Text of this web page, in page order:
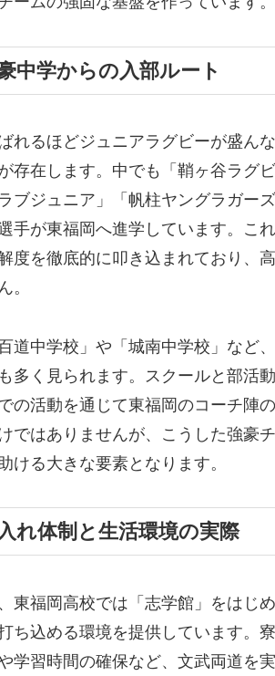
中学からの入部ルート
れるほどジュニアラグビーが盛ん
存在します。中でも「鞘ヶ谷ラグ
ブジュニア」「帆柱ヤングラガー
手が東福岡へ進学しています。こ
度を徹底的に叩き込まれており、
。
道中学校」や「城南中学校」など
多く見られます。スクールと部活
の活動を通じて東福岡のコーチ陣
ではありませんが、こうした強豪
ける大きな要素となります。
れ体制と生活環境の実際
東福岡高校では「志学館」をはじ
ち込める環境を提供しています。
学習時間の確保など、文武両道を